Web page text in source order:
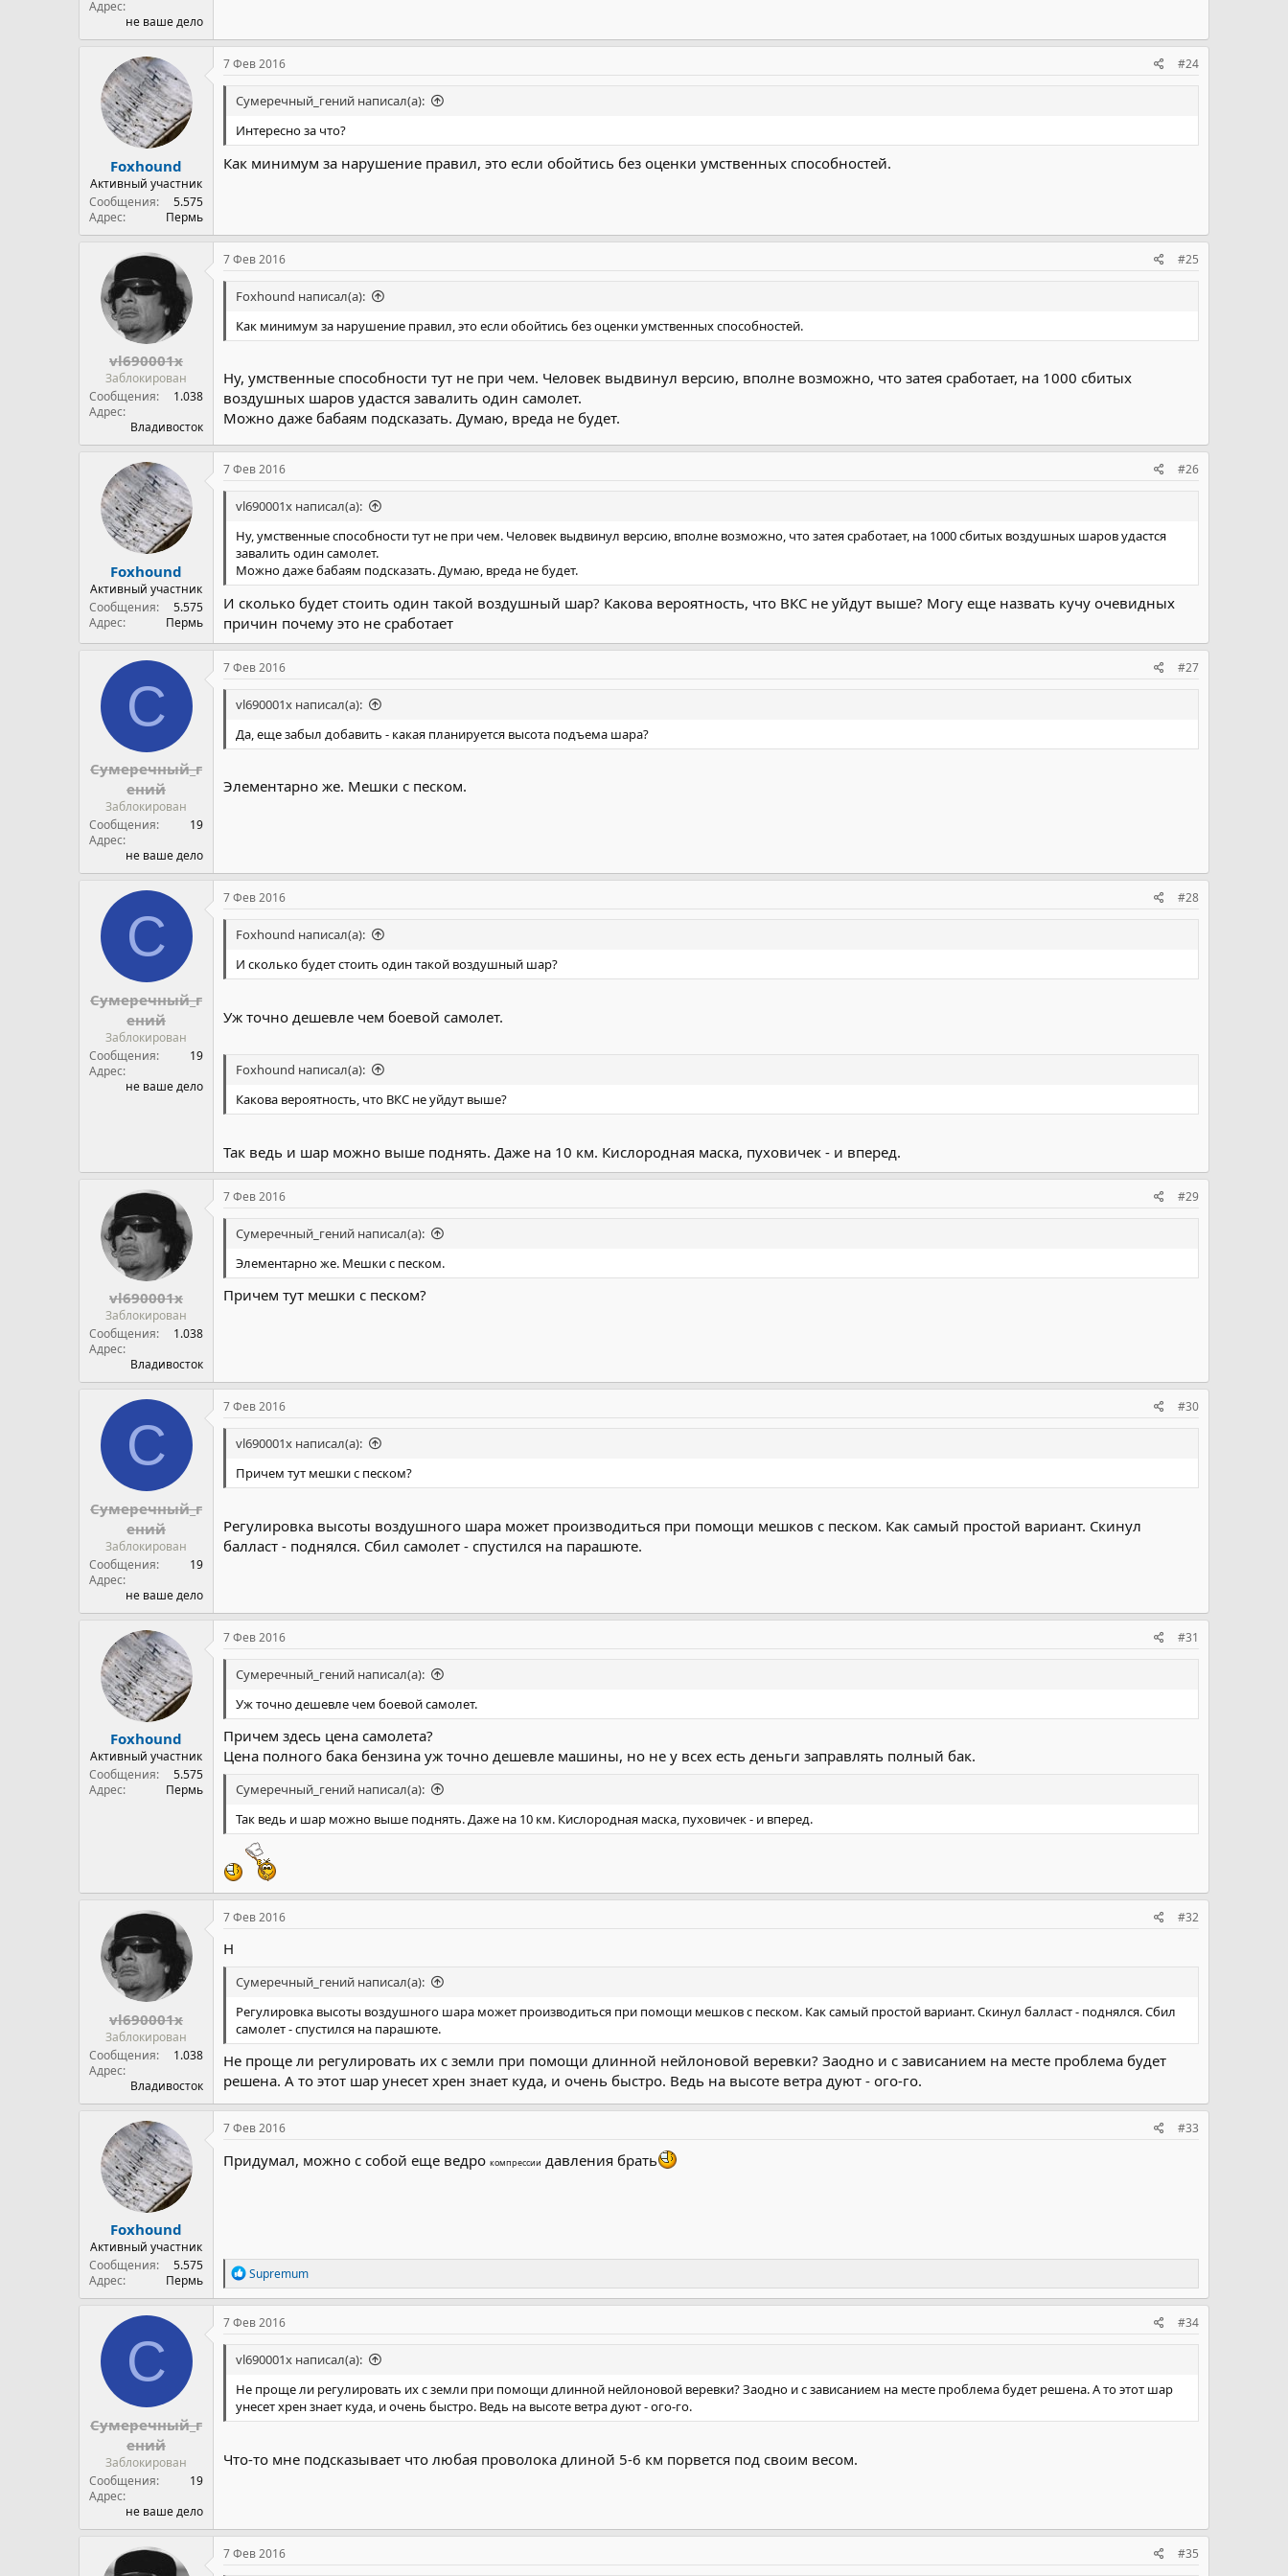
Адрес
не ваше дело
Foxhound
Активный участник
Сообщения
5.575
Адрес
Пермь
7 Фев 2016 #24
Сумеречный_гений написал(а):
Интересно за что?
Как минимум за нарушение правил, это если обойтись без оценки умственных способностей.
vl690001x
Заблокирован
Сообщения
1.038
Адрес
Владивосток
7 Фев 2016 #25
Foxhound написал(а):
Как минимум за нарушение правил, это если обойтись без оценки умственных способностей.
Ну, умственные способности тут не при чем. Человек выдвинул версию, вполне возможно, что затея сработает, на 1000 сбитых
воздушных шаров удастся завалить один самолет.
Можно даже бабаям подсказать. Думаю, вреда не будет.
Foxhound
Активный участник
Сообщения
5.575
Адрес
Пермь
7 Фев 2016 #26
vl690001x написал(а):
Ну, умственные способности тут не при чем. Человек выдвинул версию, вполне возможно, что затея сработает, на 1000 сбитых воздушных шаров удастся
завалить один самолет.
Можно даже бабаям подсказать. Думаю, вреда не будет.
И сколько будет стоить один такой воздушный шар? Какова вероятность, что ВКС не уйдут выше? Могу еще назвать кучу очевидных
причин почему это не сработает
С
Сумеречный_г
ений
Заблокирован
Сообщения
19
Адрес
не ваше дело
7 Фев 2016 #27
vl690001x написал(а):
Да, еще забыл добавить - какая планируется высота подъема шара?
Элементарно же. Мешки с песком.
С
Сумеречный_г
ений
Заблокирован
Сообщения
19
Адрес
не ваше дело
7 Фев 2016 #28
Foxhound написал(а):
И сколько будет стоить один такой воздушный шар?
Уж точно дешевле чем боевой самолет.
Foxhound написал(а):
Какова вероятность, что ВКС не уйдут выше?
Так ведь и шар можно выше поднять. Даже на 10 км. Кислородная маска, пуховичек - и вперед.
vl690001x
Заблокирован
Сообщения
1.038
Адрес
Владивосток
7 Фев 2016 #29
Сумеречный_гений написал(а):
Элементарно же. Мешки с песком.
Причем тут мешки с песком?
С
Сумеречный_г
ений
Заблокирован
Сообщения
19
Адрес
не ваше дело
7 Фев 2016 #30
vl690001x написал(а):
Причем тут мешки с песком?
Регулировка высоты воздушного шара может производиться при помощи мешков с песком. Как самый простой вариант. Скинул
балласт - поднялся. Сбил самолет - спустился на парашюте.
Foxhound
Активный участник
Сообщения
5.575
Адрес
Пермь
7 Фев 2016 #31
Сумеречный_гений написал(а):
Уж точно дешевле чем боевой самолет.
Причем здесь цена самолета?
Цена полного бака бензина уж точно дешевле машины, но не у всех есть деньги заправлять полный бак.
Сумеречный_гений написал(а):
Так ведь и шар можно выше поднять. Даже на 10 км. Кислородная маска, пуховичек - и вперед.
vl690001x
Заблокирован
Сообщения
1.038
Адрес
Владивосток
7 Фев 2016 #32
Н
Сумеречный_гений написал(а):
Регулировка высоты воздушного шара может производиться при помощи мешков с песком. Как самый простой вариант. Скинул балласт - поднялся. Сбил
самолет - спустился на парашюте.
Не проще ли регулировать их с земли при помощи длинной нейлоновой веревки? Заодно и с зависанием на месте проблема будет
решена. А то этот шар унесет хрен знает куда, и очень быстро. Ведь на высоте ветра дуют - ого-го.
Foxhound
Активный участник
Сообщения
5.575
Адрес
Пермь
7 Фев 2016 #33
Придумал, можно с собой еще ведро компрессии давления брать
Р
е
а
к
и
Supremum
С
Сумеречный_г
ений
Заблокирован
Сообщения
19
Адрес
не ваше дело
7 Фев 2016 #34
vl690001x написал(а):
Не проще ли регулировать их с земли при помощи длинной нейлоновой веревки? Заодно и с зависанием на месте проблема будет решена. А то этот шар
унесет хрен знает куда, и очень быстро. Ведь на высоте ветра дуют - ого-го.
Что-то мне подсказывает что любая проволока длиной 5-6 км порвется под своим весом.
7 Фев 2016 #35